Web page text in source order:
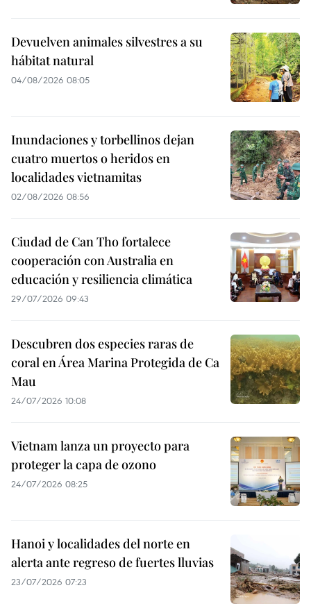
Devuelven animales silvestres a su
hábitat natural
04/08/2026 08:05
Inundaciones y torbellinos dejan
cuatro muertos o heridos en
localidades vietnamitas
02/08/2026 08:56
Ciudad de Can Tho fortalece
cooperación con Australia en
educación y resiliencia climática
29/07/2026 09:43
Descubren dos especies raras de
coral en Área Marina Protegida de Ca
Mau
24/07/2026 10:08
Vietnam lanza un proyecto para
proteger la capa de ozono
24/07/2026 08:25
Hanoi y localidades del norte en
alerta ante regreso de fuertes lluvias
23/07/2026 07:23